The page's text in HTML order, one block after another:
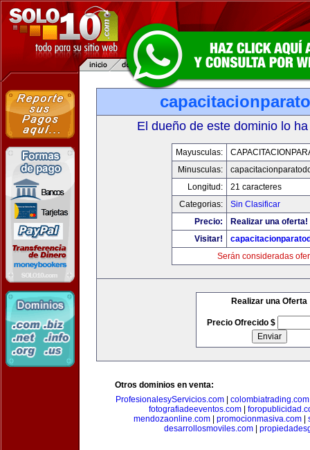
El dueño de este dominio lo
Mayusculas:
Minusculas:
Longitud:
21 caracteres
Categorias:
Sin Clasificar
Precio:
Realizar una oferta!
Visitar!
Serán consideradas
Realizar una Oferta
Precio Ofrecido $
Otros dominios en venta:
ProfesionalesyServicios.com| colombiatrading.com
fotografiadeeventos.com|
mendozaonline.com| promocionmasiva.com|
desarrollosmoviles.com|